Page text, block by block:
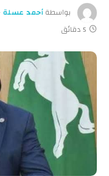
بواسطةأحمد عسلة
5 دقائق